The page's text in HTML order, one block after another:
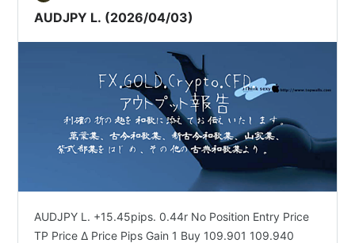
AUDJPY L. (2026/04/03)
AUDJPY L. +15.45pips. 0.44r No Position Entry Price
TP Price Δ Price Pips Gain 1 Buy 109.901 109.940